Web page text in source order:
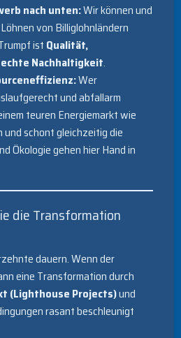
nach unten:Wir können und
von Billiglohnländern
ist Qualität,
Nachhaltigkeit.
Wer
und abfallarm
teuren Energiemarkt wie
und schont gleichzeitig die
Ökologie gehen hier Hand in
die Transformation
dauern. Wenn der
eine Transformation durch
(Lighthouse Projects)und
rasant beschleunigt